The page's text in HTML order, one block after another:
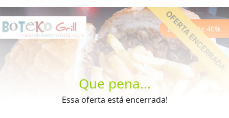
Que pena...
Essa oferta está encerrada!
Economize 40%